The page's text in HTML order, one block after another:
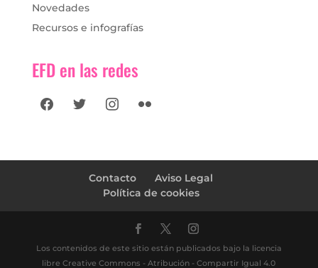
Novedades
Recursos e infografías
EFD en las redes
facebooktwitter instagram
flickr
Contacto
Aviso Legal
Política de cookies
Los contenidos de este sitio están publicados bajo la licencia
libre Creative Commons - Atribución - Compartir Igual 4.0